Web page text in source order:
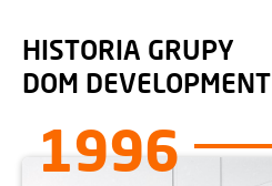
HISTORIA GRUPY
DOM DEVELOPMENT
1996